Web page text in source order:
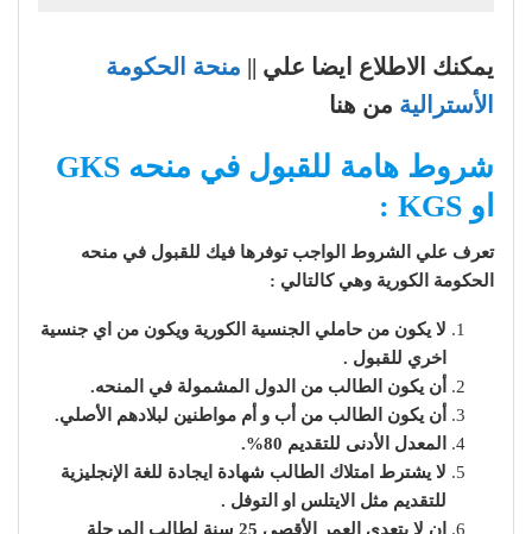
يمكنك الاطلاع ايضا علي || منحة الحكومة
الأسترالية من هنا
شروط هامة للقبول في منحه GKS
او KGS :
تعرف علي الشروط الواجب توفرها فيك للقبول في منحه
الحكومة الكورية وهي كالتالي :
لا يكون من حاملي الجنسية الكورية ويكون من اي جنسية
اخري للقبول .
أن يكون الطالب من الدول المشمولة في المنحه.
أن يكون الطالب من أب و أم مواطنين لبلادهم الأصلي.
المعدل الأدنى للتقديم 80%.
لا يشترط امتلاك الطالب شهادة ايجادة للغة الإنجليزية
للتقديم مثل الايتلس او التوفل .
ان لا يتعدي العمر الأقصى 25 سنة لطالب المرحلة